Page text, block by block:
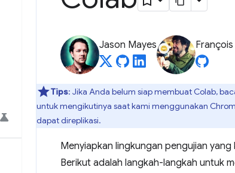
Jason Mayes
Tips: Jika Anda belum siap membuat Colab,
untuk mengikutinya saat kami menggunakan
dapat direplikasi.
Menyiapkan lingkungan pengujian
Berikut adalah langkah-langkah untuk